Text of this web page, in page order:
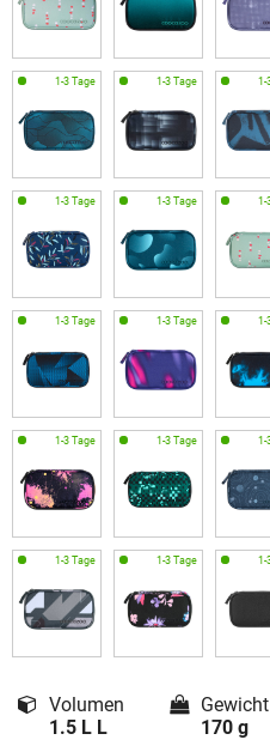
Volumen
1.5 L L
Gewicht
170 g